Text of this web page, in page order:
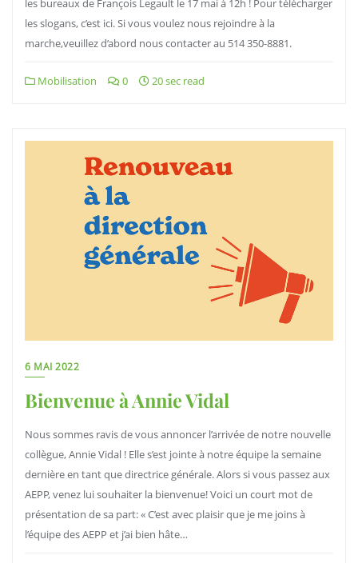
les bureaux de François Legault le 17 mai à 12h ! Pour télécharger
les slogans, c’est ici. Si vous voulez nous rejoindre à la
marche,veuillez d’abord nous contacter au 514 350-8881.
Mobilisation 0 20 sec read
6 MAI 2022
Bienvenue à Annie Vidal
Nous sommes ravis de vous annoncer l’arrivée de notre nouvelle
collègue, Annie Vidal ! Elle s’est jointe à notre équipe la semaine
dernière en tant que directrice générale. Alors si vous passez aux
AEPP, venez lui souhaiter la bienvenue! Voici un court mot de
présentation de sa part: « C’est avec plaisir que je me joins à
l’équipe des AEPP et j’ai bien hâte…